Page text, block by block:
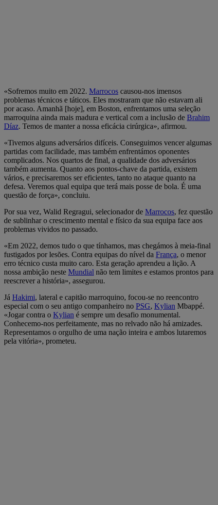
«Sofremos muito em 2022. Marrocos causou-nos imensos
problemas técnicos e táticos. Eles mostraram que não estavam ali
por acaso. Amanhã [hoje], em Boston, enfrentamos uma seleção
marroquina ainda mais madura e vertical com a inclusão de Brahim
Díaz. Temos de manter a nossa eficácia cirúrgica», afirmou.
«Tivemos alguns adversários difíceis. Conseguimos vencer algumas
partidas com facilidade, mas também enfrentámos oponentes
complicados. Nos quartos de final, a qualidade dos adversários
também aumenta. Quanto aos pontos-chave da partida, existem
vários, e precisaremos ser eficientes, tanto no ataque quanto na
defesa. Veremos qual equipa que terá mais posse de bola. É uma
questão de força», concluiu.
Por sua vez, Walid Regragui, selecionador de Marrocos, fez questão
de sublinhar o crescimento mental e físico da sua equipa face aos
problemas vividos no passado.
«Em 2022, demos tudo o que tínhamos, mas chegámos à meia-final
fustigados por lesões. Contra equipas do nível da França, o menor
erro técnico custa muito caro. Esta geração aprendeu a lição. A
nossa ambição neste Mundial não tem limites e estamos prontos para
reescrever a história», assegurou.
Já Hakimi, lateral e capitão marroquino, focou-se no reencontro
especial com o seu antigo companheiro no PSG, Kylian Mbappé.
«Jogar contra o Kylian é sempre um desafio monumental.
Conhecemo-nos perfeitamente, mas no relvado não há amizades.
Representamos o orgulho de uma nação inteira e ambos lutaremos
pela vitória», prometeu.